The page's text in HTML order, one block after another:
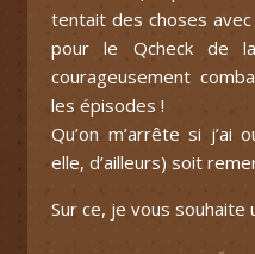
tentait des choses avec
pour le Qcheck de
courageusement
les épisodes !
Qu’on m’arrête si j’ai
elle, d’ailleurs) soit
Sur ce, je vous souhaite